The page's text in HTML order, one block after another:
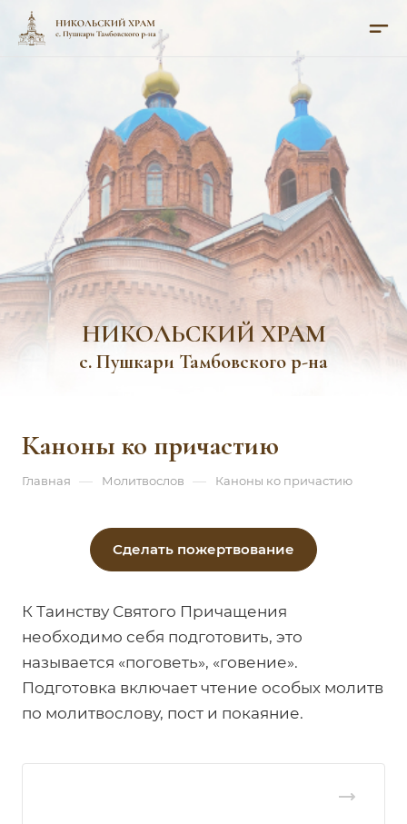
НИКОЛЬСКИЙ ХРАМ
с. Пушкари Тамбовского р-на
Каноны ко причастию
Главная — Молитвослов — Каноны ко причастию
Сделать пожертвование
К Таинству Святого Причащения
необходимо себя подготовить, это
называется «поговеть», «говение».
Подготовка включает чтение особых молитв
по молитвослову, пост и покаяние.